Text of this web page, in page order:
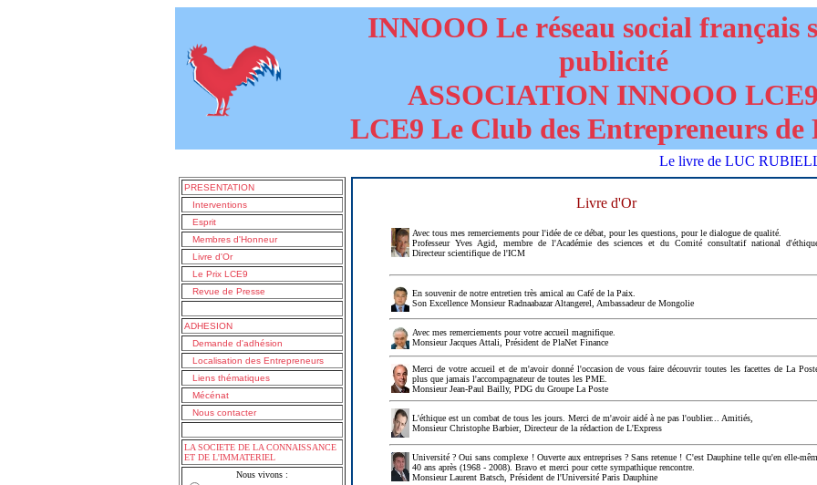
INNOOO Le réseau social français
publicité
ASSOCIATION INNOOO LCE9
LCE9 Le Club des Entrepreneurs de
Le livre de LUC RUBIELLO
PRESENTATION
Interventions
Esprit
Membres d'Honneur
Livre d'Or
Le Prix LCE9
Revue de Presse
ADHESION
Demande d'adhésion
Localisation des Entrepreneurs
Liens thématiques
Mécénat
Nous contacter
LA SOCIETE DE LA CONNAISSANCE
ET DE L'IMMATERIEL
Nous vivons :
Livre d'Or
Avec tous mes remerciements pour l'idée de ce débat, pour les questions, pour le dialogue de qualité.
Professeur Yves Agid, membre de l'Académie des sciences et du Comité consultatif national
Directeur scientifique de l'ICM
En souvenir de notre entretien très amical au Café de la Paix.
Son Excellence Monsieur Radnaabazar Altangerel, Ambassadeur de Mongolie
Avec mes remerciements pour votre accueil magnifique.
Monsieur Jacques Attali, Président de PlaNet Finance
Merci de votre accueil et de m'avoir donné l'occasion de vous faire découvrir toutes les facettes de La
plus que jamais l'accompagnateur de toutes les PME.
Monsieur Jean-Paul Bailly, PDG du Groupe La Poste
L'éthique est un combat de tous les jours. Merci de m'avoir aidé à ne pas l'oublier... Amitiés,
Monsieur Christophe Barbier, Directeur de la rédaction de L'Express
Université ? Oui sans complexe ! Ouverte aux entreprises ? Sans retenue ! C'est Dauphine telle qu'en elle-
40 ans après (1968 - 2008). Bravo et merci pour cette sympathique rencontre.
Monsieur Laurent Batsch, Président de l'Université Paris Dauphine